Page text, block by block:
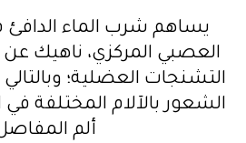
يساهم شرب الماء الدافئ
العصبي المركزي، ناهيك
التشنجات العضلية؛
الشعور بالآلام المختلفة
ألم